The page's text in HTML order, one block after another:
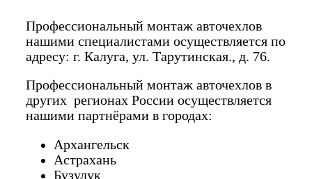
Профессиональный монтаж авточехлов
нашими специалистами осуществляется по
адресу: г. Калуга, ул. Тарутинская., д. 76.
Профессиональный монтаж авточехлов в
других регионах России осуществляется
нашими партнёрами в городах:
Архангельск
Астрахань
Бузулук